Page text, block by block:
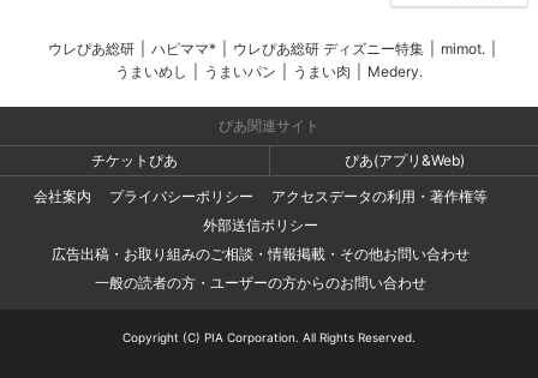
ウレぴあ総研 ハピママ* ウレぴあ総研 ディズニー特集 mimot.
うまいめし
うまいパン うまい肉 Medery.
ぴあ関連サイト
チケットぴあ
ぴあ(アプリ&Web)
会社案内
プライバシーポリシー
アクセスデータの利用・著作権等
外部送信ポリシー
広告出稿・お取り組みのご相談・情報掲載・その他お問い合わせ
一般の読者の方・ユーザーの方からのお問い合わせ
Copyright (C) PIA Corporation. All Rights Reserved.